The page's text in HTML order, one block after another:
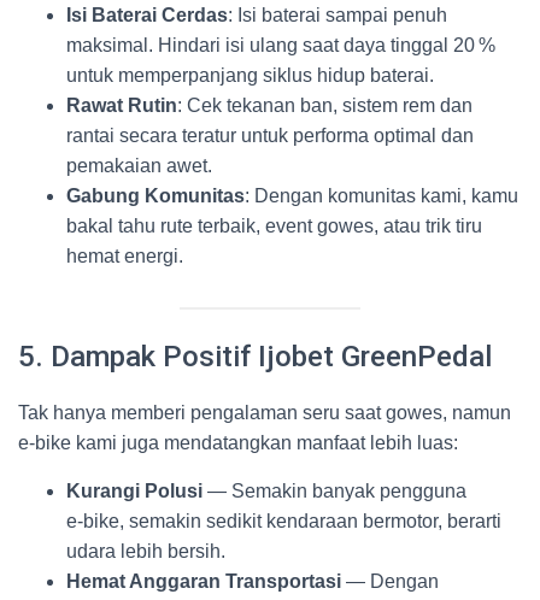
Isi Baterai Cerdas: Isi baterai sampai penuh
maksimal. Hindari isi ulang saat daya tinggal 20 %
untuk memperpanjang siklus hidup baterai.
Rawat Rutin: Cek tekanan ban, sistem rem dan
rantai secara teratur untuk performa optimal dan
pemakaian awet.
Gabung Komunitas: Dengan komunitas kami, kamu
bakal tahu rute terbaik, event gowes, atau trik tiru
hemat energi.
5. Dampak Positif Ijobet GreenPedal
Tak hanya memberi pengalaman seru saat gowes, namun
e‑bike kami juga mendatangkan manfaat lebih luas:
Kurangi Polusi — Semakin banyak pengguna
e‑bike, semakin sedikit kendaraan bermotor, berarti
udara lebih bersih.
Hemat Anggaran Transportasi — Dengan